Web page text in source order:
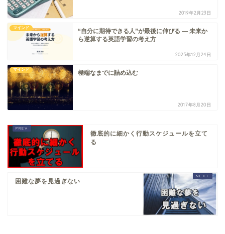
2019年2月23日
マインド
“自分に期待できる人”が最後に伸びる ― 未来か
ら逆算する英語学習の考え方
2025年12月24日
マインド 極端なまでに詰め込む
2017年8月20日
徹底的に細かく行動スケジュールを立て
る
困難な夢を見過ぎない